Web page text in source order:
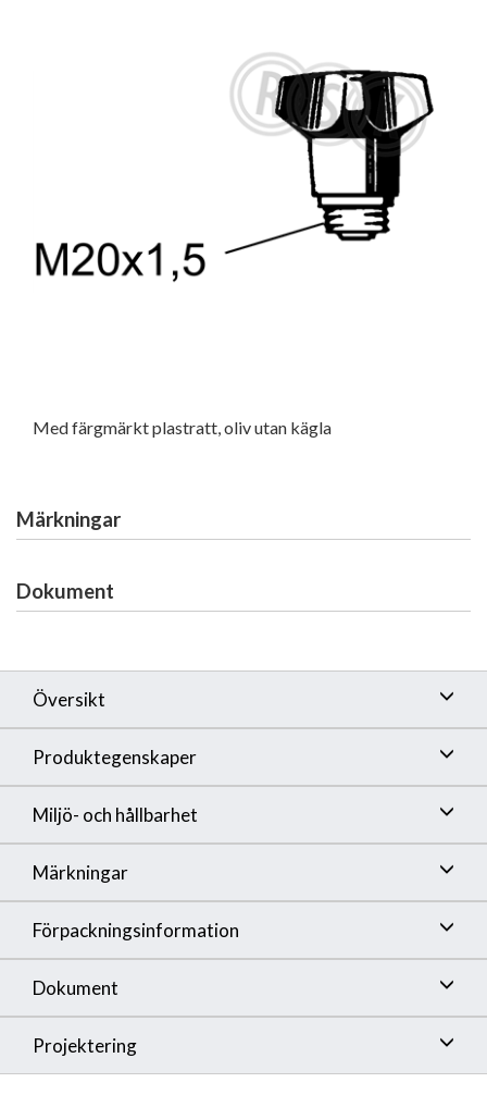
Med färgmärkt plastratt, oliv utan kägla
Märkningar
Dokument
Översikt
Produktegenskaper
Miljö- och hållbarhet
Märkningar
Förpackningsinformation
Dokument
Projektering